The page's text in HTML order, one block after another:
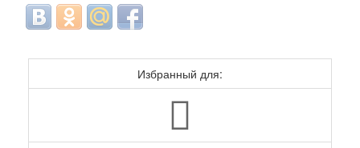
Избранный для: